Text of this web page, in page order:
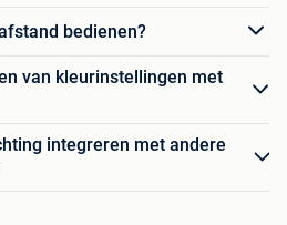
bedienen?
van kleurinstellingen met
integreren met andere